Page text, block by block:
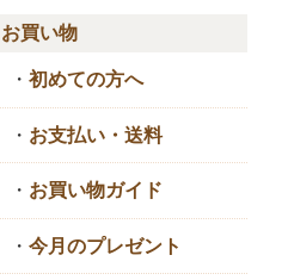
お買い物
・ 初めての方へ
・ お支払い・送料
・ お買い物ガイド
・ 今月のプレゼント